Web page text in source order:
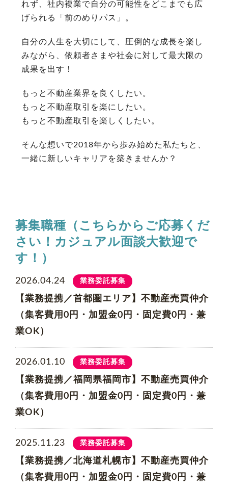
れず、社内複業で自分の可能性をどこまでも広
げられる「前のめりパス」。
自分の人生を大切にして、圧倒的な成長を楽し
みながら、依頼者さまや社会に対して最大限の
成果を出す！
もっと不動産業界を良くしたい。
もっと不動産取引を楽にしたい。
もっと不動産取引を楽しくしたい。
そんな想いで2018年から歩み始めた私たちと、
一緒に新しいキャリアを築きませんか？
募集職種（こちらからご応募くだ
さい！カジュアル面談大歓迎で
す！）
2026.04.24 業務委託募集
【業務提携／首都圏エリア】不動産売買仲介
（集客費用0円・加盟金0円・固定費0円・兼
業OK）
2026.01.10 業務委託募集
【業務提携／福岡県福岡市】不動産売買仲介
（集客費用0円・加盟金0円・固定費0円・兼
業OK）
2025.11.23 業務委託募集
【業務提携／北海道札幌市】不動産売買仲介
（集客費用0円・加盟金0円・固定費0円・兼